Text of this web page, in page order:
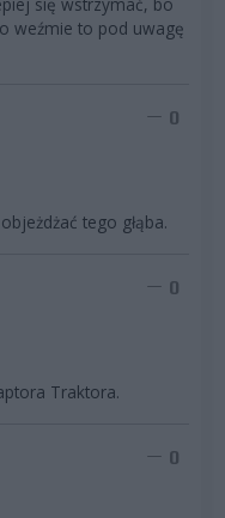
się wstrzymać, bo
weźmie to pod uwagę
0
tego głąba.
0
Traktora.
0